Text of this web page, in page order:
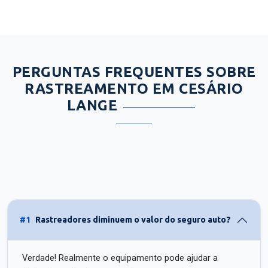
PERGUNTAS FREQUENTES SOBRE
RASTREAMENTO EM CESÁRIO
LANGE
#1 Rastreadores diminuem o valor do seguro auto?
Verdade! Realmente o equipamento pode ajudar a